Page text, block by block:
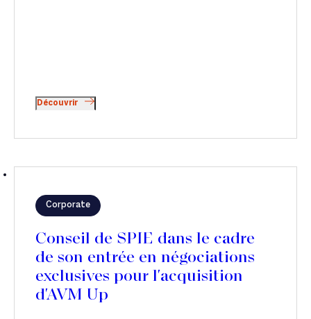
Découvrir
Corporate
Conseil de SPIE dans le cadre
de son entrée en négociations
exclusives pour l'acquisition
d'AVM Up